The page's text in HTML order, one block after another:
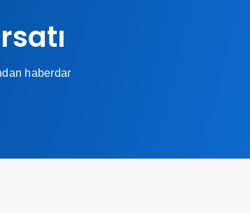
haberdar